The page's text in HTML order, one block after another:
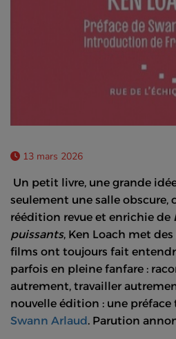
13 mars 2026
Un petit livre, une grande
seulement une salle obscure,
réédition revue et enrichie de
puissants, Ken Loach met
films ont toujours fait
parfois en pleine fanfare :
autrement, travailler
nouvelle édition : une préface
Swann Arlaud . Parution